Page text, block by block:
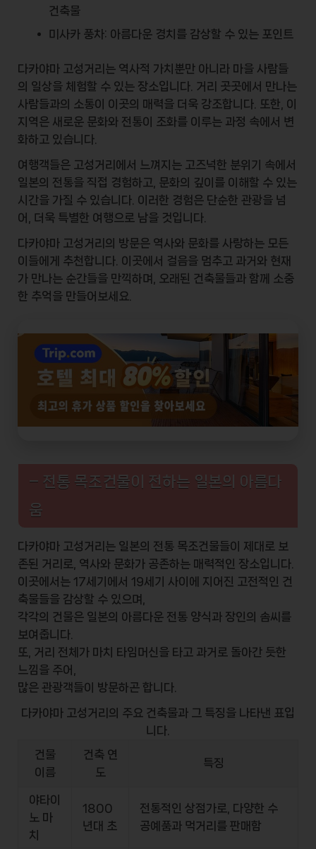
건축물
미사카 풍차: 아름다운 경치를 감상할 수 있는 포인트
다카야마 고성거리는 역사적 가치뿐만 아니라 마을 사람들
의 일상을 체험할 수 있는 장소입니다. 거리 곳곳에서 만나는
사람들과의 소통이 이곳의 매력을 더욱 강조합니다. 또한, 이
지역은 새로운 문화와 전통이 조화를 이루는 과정 속에서 변
화하고 있습니다.
여행객들은 고성거리에서 느껴지는 고즈넉한 분위기 속에서
일본의 전통을 직접 경험하고, 문화의 깊이를 이해할 수 있는
시간을 가질 수 있습니다. 이러한 경험은 단순한 관광을 넘
어, 더욱 특별한 여행으로 남을 것입니다.
다카야마 고성거리의 방문은 역사와 문화를 사랑하는 모든
이들에게 추천합니다. 이곳에서 걸음을 멈추고 과거와 현재
가 만나는 순간들을 만끽하며, 오래된 건축물들과 함께 소중
한 추억을 만들어보세요.
– 전통 목조건물이 전하는 일본의 아름다
움
다카야마 고성거리는 일본의 전통 목조건물들이 제대로 보
존된 거리로, 역사와 문화가 공존하는 매력적인 장소입니다.
이곳에서는 17세기에서 19세기 사이에 지어진 고전적인 건
축물들을 감상할 수 있으며,
각각의 건물은 일본의 아름다운 전통 양식과 장인의 솜씨를
보여줍니다.
또, 거리 전체가 마치 타임머신을 타고 과거로 돌아간 듯한
느낌을 주어,
많은 관광객들이 방문하곤 합니다.
다카야마 고성거리의 주요 건축물과 그 특징을 나타낸 표입
니다.
건물
이름
건축 연
도
특징
야타이
노 마
치
1800
년대 초
전통적인 상점가로, 다양한 수
공예품과 먹거리를 판매함